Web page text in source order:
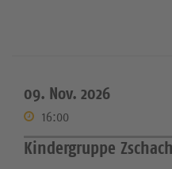
09. Nov. 2026
16:00
Kindergruppe